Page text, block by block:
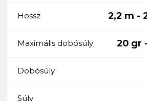
Hossz 2,2 m -
Maximális dobósúly 20 gr
Dobósúly
Súly